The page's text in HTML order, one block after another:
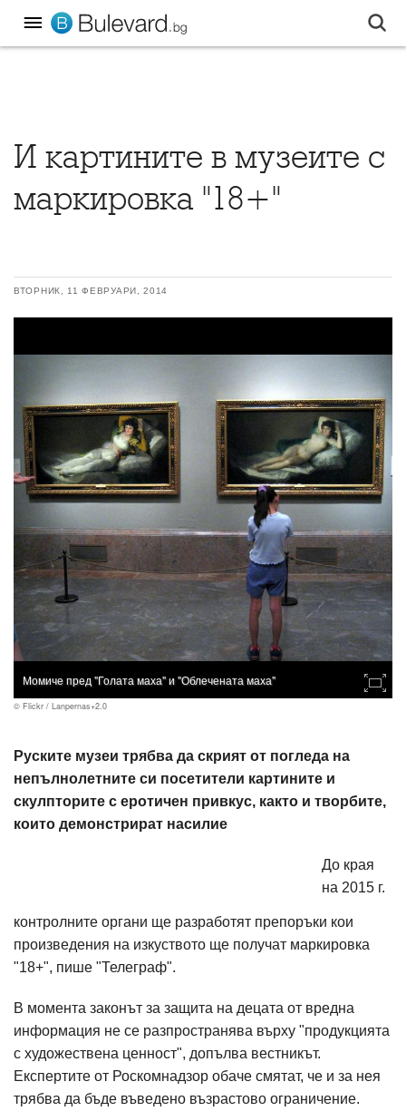
И картините в музеите с
маркировка "18+"
ВТОРНИК, 11 ФЕВРУАРИ, 2014
Момиче пред "Голата маха" и "Облечената маха"
© Flickr / Lanpernas+2.0
Руските музеи трябва да скрият от погледа на
непълнолетните си посетители картините и
скулпторите с еротичен привкус, както и творбите,
които демонстрират насилие
До края
на 2015 г.
контролните органи ще разработят препоръки кои
произведения на изкуството ще получат маркировка
"18+", пише "Телеграф".
В момента законът за защита на децата от вредна
информация не се разпространява върху "продукцията
с художествена ценност", допълва вестникът.
Експертите от Роскомнадзор обаче смятат, че и за нея
трябва да бъде въведено възрастово ограничение.